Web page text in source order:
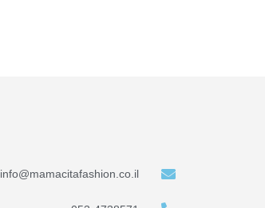
info@mamacitafashion.co.il